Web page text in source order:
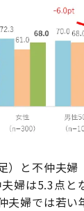
）と不仲夫
婦は5.3点
夫婦では若い